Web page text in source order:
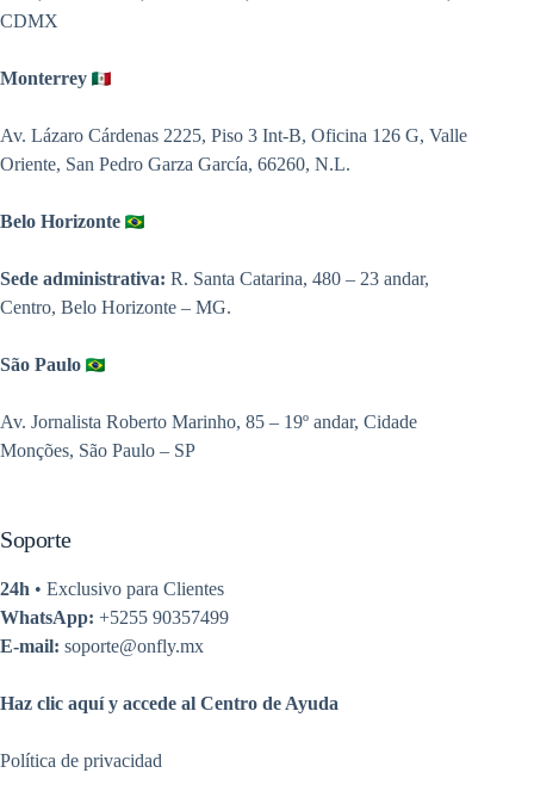
CDMX
Monterrey
Av. Lázaro Cárdenas 2225, Piso 3 Int-B, Oficina 126 G, Valle
Oriente, San Pedro Garza García, 66260, N.L.
Belo Horizonte
Sede administrativa: R. Santa Catarina, 480 – 23 andar,
Centro, Belo Horizonte – MG.
São Paulo
Av. Jornalista Roberto Marinho, 85 – 19º andar, Cidade
Monções, São Paulo – SP
Soporte
24h • Exclusivo para Clientes
WhatsApp: +5255 90357499
E-mail: soporte@onfly.mx
Haz clic aquí y accede al Centro de Ayuda
Política de privacidad